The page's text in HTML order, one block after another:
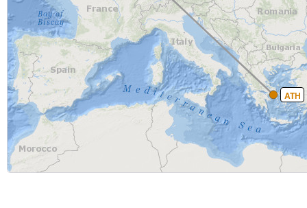
ATH